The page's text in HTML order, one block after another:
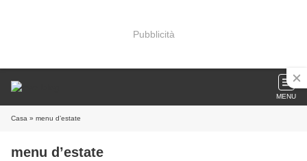
Pubblicità
MENU
Casa » menu d’estate
menu d’estate